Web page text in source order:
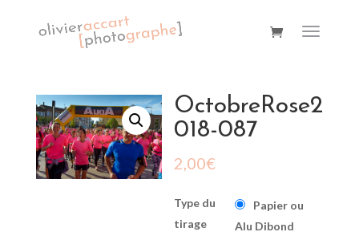
OctobreRose2
018-087
2,00€
Type du
tirage
Papier ou
Alu Dibond